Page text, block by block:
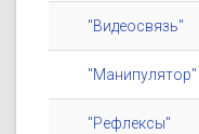
"Видеосвязь"
"Манипулятор"
"Рефлексы"